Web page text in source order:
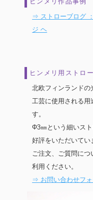
⇒ ストローブログ
ジ ヘ
ヒンメリ用ストロー
北欧フィンランド
工芸に使用される用
す。
Φ3㎜という細いス
好評をいただいてい
ご注文、ご質問に
利用ください。
⇒ お問い合わせフ